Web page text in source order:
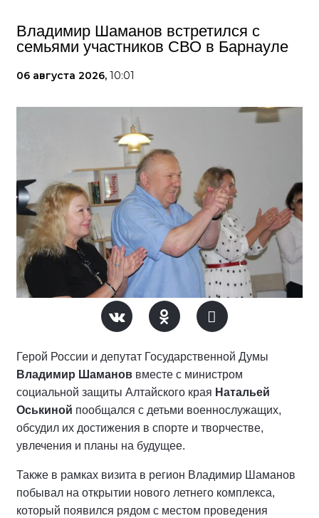
Владимир Шаманов встретился с
семьями участников СВО в Барнауле
06 августа 2026, 10:01
Герой России и депутат Государственной Думы
Владимир Шаманов вместе с министром
социальной защиты Алтайского края Натальей
Оськиной пообщался с детьми военнослужащих,
обсудил их достижения в спорте и творчестве,
увлечения и планы на будущее.
Также в рамках визита в регион Владимир Шаманов
побывал на открытии нового летнего комплекса,
который появился рядом с местом проведения